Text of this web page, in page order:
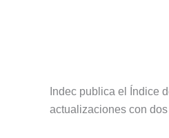
Indec publica el Índice
actualizaciones con